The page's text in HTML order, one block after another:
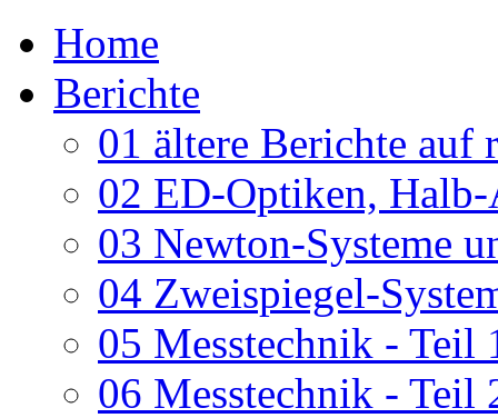
Home
Berichte
01 ältere Berichte auf
02 ED-Optiken, Halb-
03 Newton-Systeme
04 Zweispiegel-
05 Messtechnik - Teil
06 Messtechnik - Teil